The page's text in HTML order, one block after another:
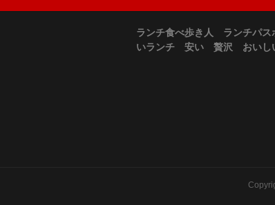
ランチ食べ歩き人 ランチパス
いランチ 安い 贅沢 おい